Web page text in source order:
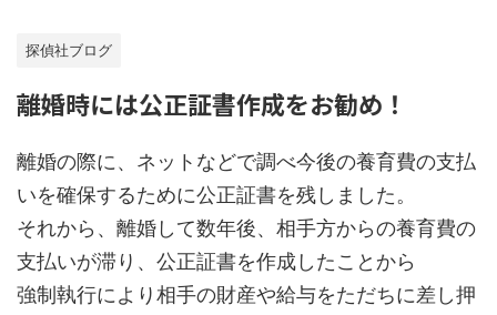
探偵社ブログ
離婚時には公正証書作成をお勧め！
離婚の際に、ネットなどで調べ今後の養育費の支払
いを確保するために公正証書を残しました。
それから、離婚して数年後、相手方からの養育費の
支払いが滞り、公正証書を作成したことから
強制執行により相手の財産や給与をただちに差し押